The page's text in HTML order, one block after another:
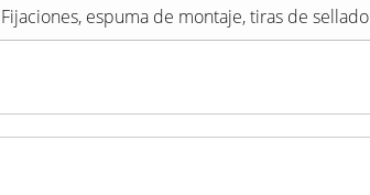
Fijaciones, espuma de montaje, tiras de sellado